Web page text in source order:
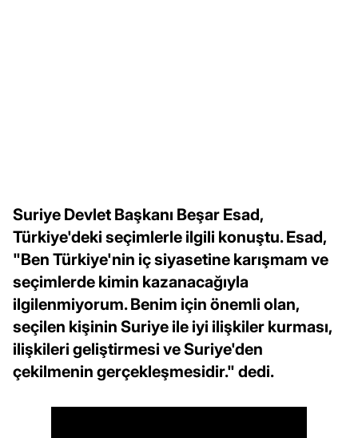
Suriye Devlet Başkanı Beşar Esad,
Türkiye'deki seçimlerle ilgili konuştu. Esad,
"Ben Türkiye'nin iç siyasetine karışmam ve
seçimlerde kimin kazanacağıyla
ilgilenmiyorum. Benim için önemli olan,
seçilen kişinin Suriye ile iyi ilişkiler kurması,
ilişkileri geliştirmesi ve Suriye'den
çekilmenin gerçekleşmesidir." dedi.